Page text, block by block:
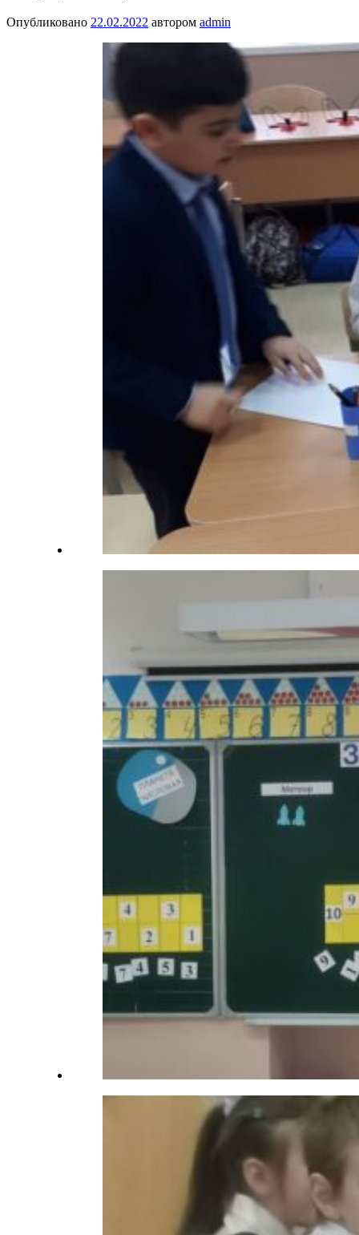
Опубликовано 22.02.2022 автором admin